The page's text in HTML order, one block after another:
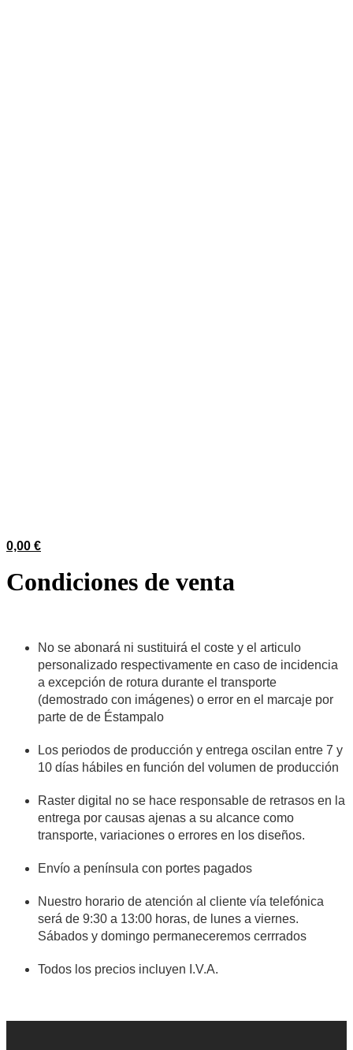
0,00 €
Condiciones de venta
No se abonará ni sustituirá el coste y el articulo
personalizado respectivamente en caso de incidencia
a excepción de rotura durante el transporte
(demostrado con imágenes) o error en el marcaje por
parte de de Éstampalo
Los periodos de producción y entrega oscilan entre 7 y
10 días hábiles en función del volumen de producción
Raster digital no se hace responsable de retrasos en la
entrega por causas ajenas a su alcance como
transporte, variaciones o errores en los diseños.
Envío a península con portes pagados
Nuestro horario de atención al cliente vía telefónica
será de 9:30 a 13:00 horas, de lunes a viernes.
Sábados y domingo permaneceremos cerrrados
Todos los precios incluyen I.V.A.